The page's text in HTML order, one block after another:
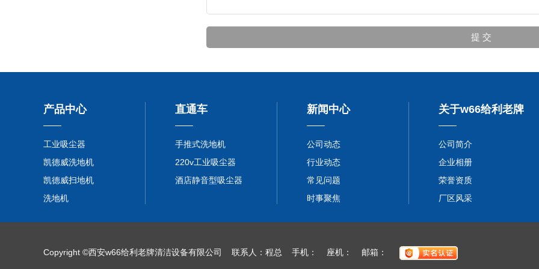
产品中心
工业吸尘器
凯德威洗地机
凯德威扫地机
洗地机
直通车
手推式洗地机
220v工业吸尘器
酒店静音型吸尘器
新闻中心
公司动态
行业动态
常见问题
时事聚焦
关于w66给利老牌
公司简介
企业相册
荣誉资质
厂区风采
Copyright ©西安w66给利老牌清洁设备有限公司 联系人：程总 手机： 座机： 邮箱：